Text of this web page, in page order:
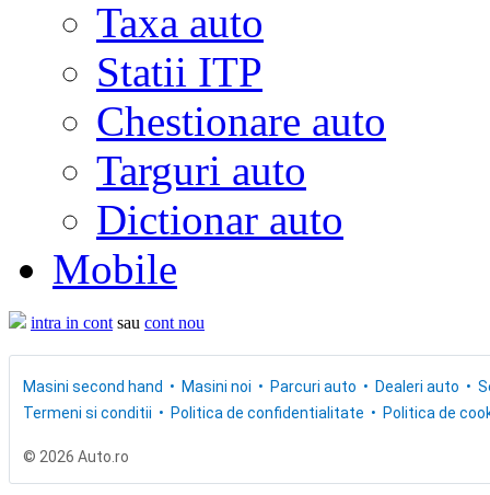
Taxa auto
Statii ITP
Chestionare auto
Targuri auto
Dictionar auto
Mobile
intra in cont sau cont nou
Masini second hand Masini noi Parcuri auto Dealeri auto
Termeni si conditii
Politica de confidentialitate Politica de
© 2026 Auto.ro